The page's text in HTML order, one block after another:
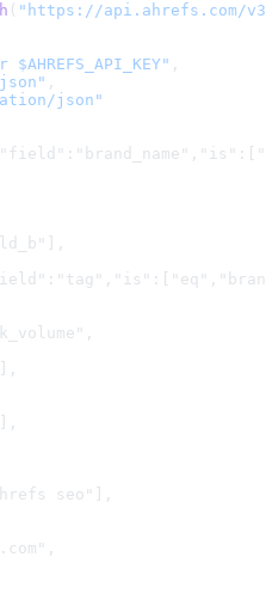
( " https://api.ahrefs.com/
$AHREFS_API_KEY" ,
,
json"
seo"],